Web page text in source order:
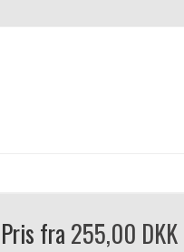
Pris fra 255,00 DKK